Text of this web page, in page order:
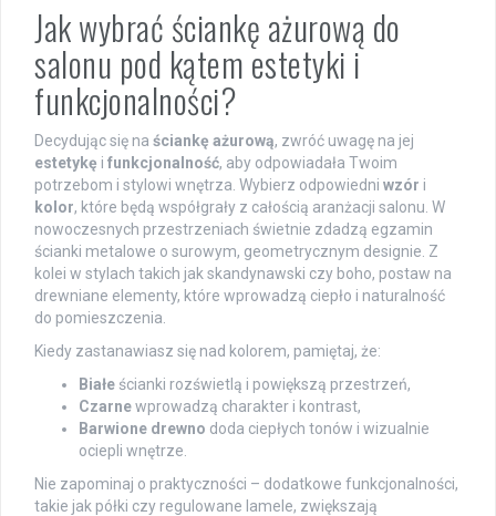
Jak wybrać ściankę ażurową do
salonu pod kątem estetyki i
funkcjonalności?
Decydując się na ściankę ażurową, zwróć uwagę na jej
estetykę i funkcjonalność, aby odpowiadała Twoim
potrzebom i stylowi wnętrza. Wybierz odpowiedni wzór i
kolor, które będą współgrały z całością aranżacji salonu. W
nowoczesnych przestrzeniach świetnie zdadzą egzamin
ścianki metalowe o surowym, geometrycznym designie. Z
kolei w stylach takich jak skandynawski czy boho, postaw na
drewniane elementy, które wprowadzą ciepło i naturalność
do pomieszczenia.
Kiedy zastanawiasz się nad kolorem, pamiętaj, że:
Białe ścianki rozświetlą i powiększą przestrzeń,
Czarnewprowadzą charakter i kontrast,
Barwione drewno doda ciepłych tonów i wizualnie
ociepli wnętrze.
Nie zapominaj o praktyczności – dodatkowe funkcjonalności,
takie jak półki czy regulowane lamele, zwiększają